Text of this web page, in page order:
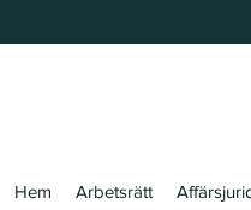
Hem Arbetsrätt